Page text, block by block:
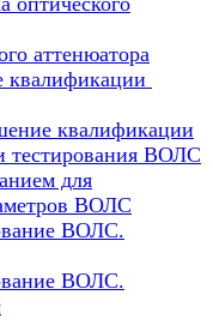
аттенюатора
квалификации
тестирования ВОЛС
для
ВОЛС
ВОЛС.
ВОЛС.